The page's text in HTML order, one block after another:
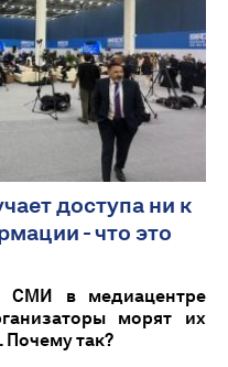
доступа ни к
- что это
СМИ в медиацентре
морят их
так?